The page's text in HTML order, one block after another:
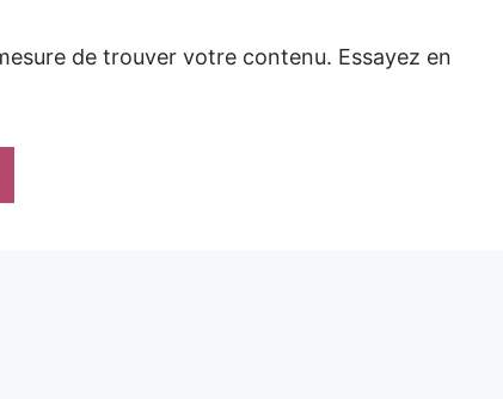
de trouver votre contenu. Essayez en